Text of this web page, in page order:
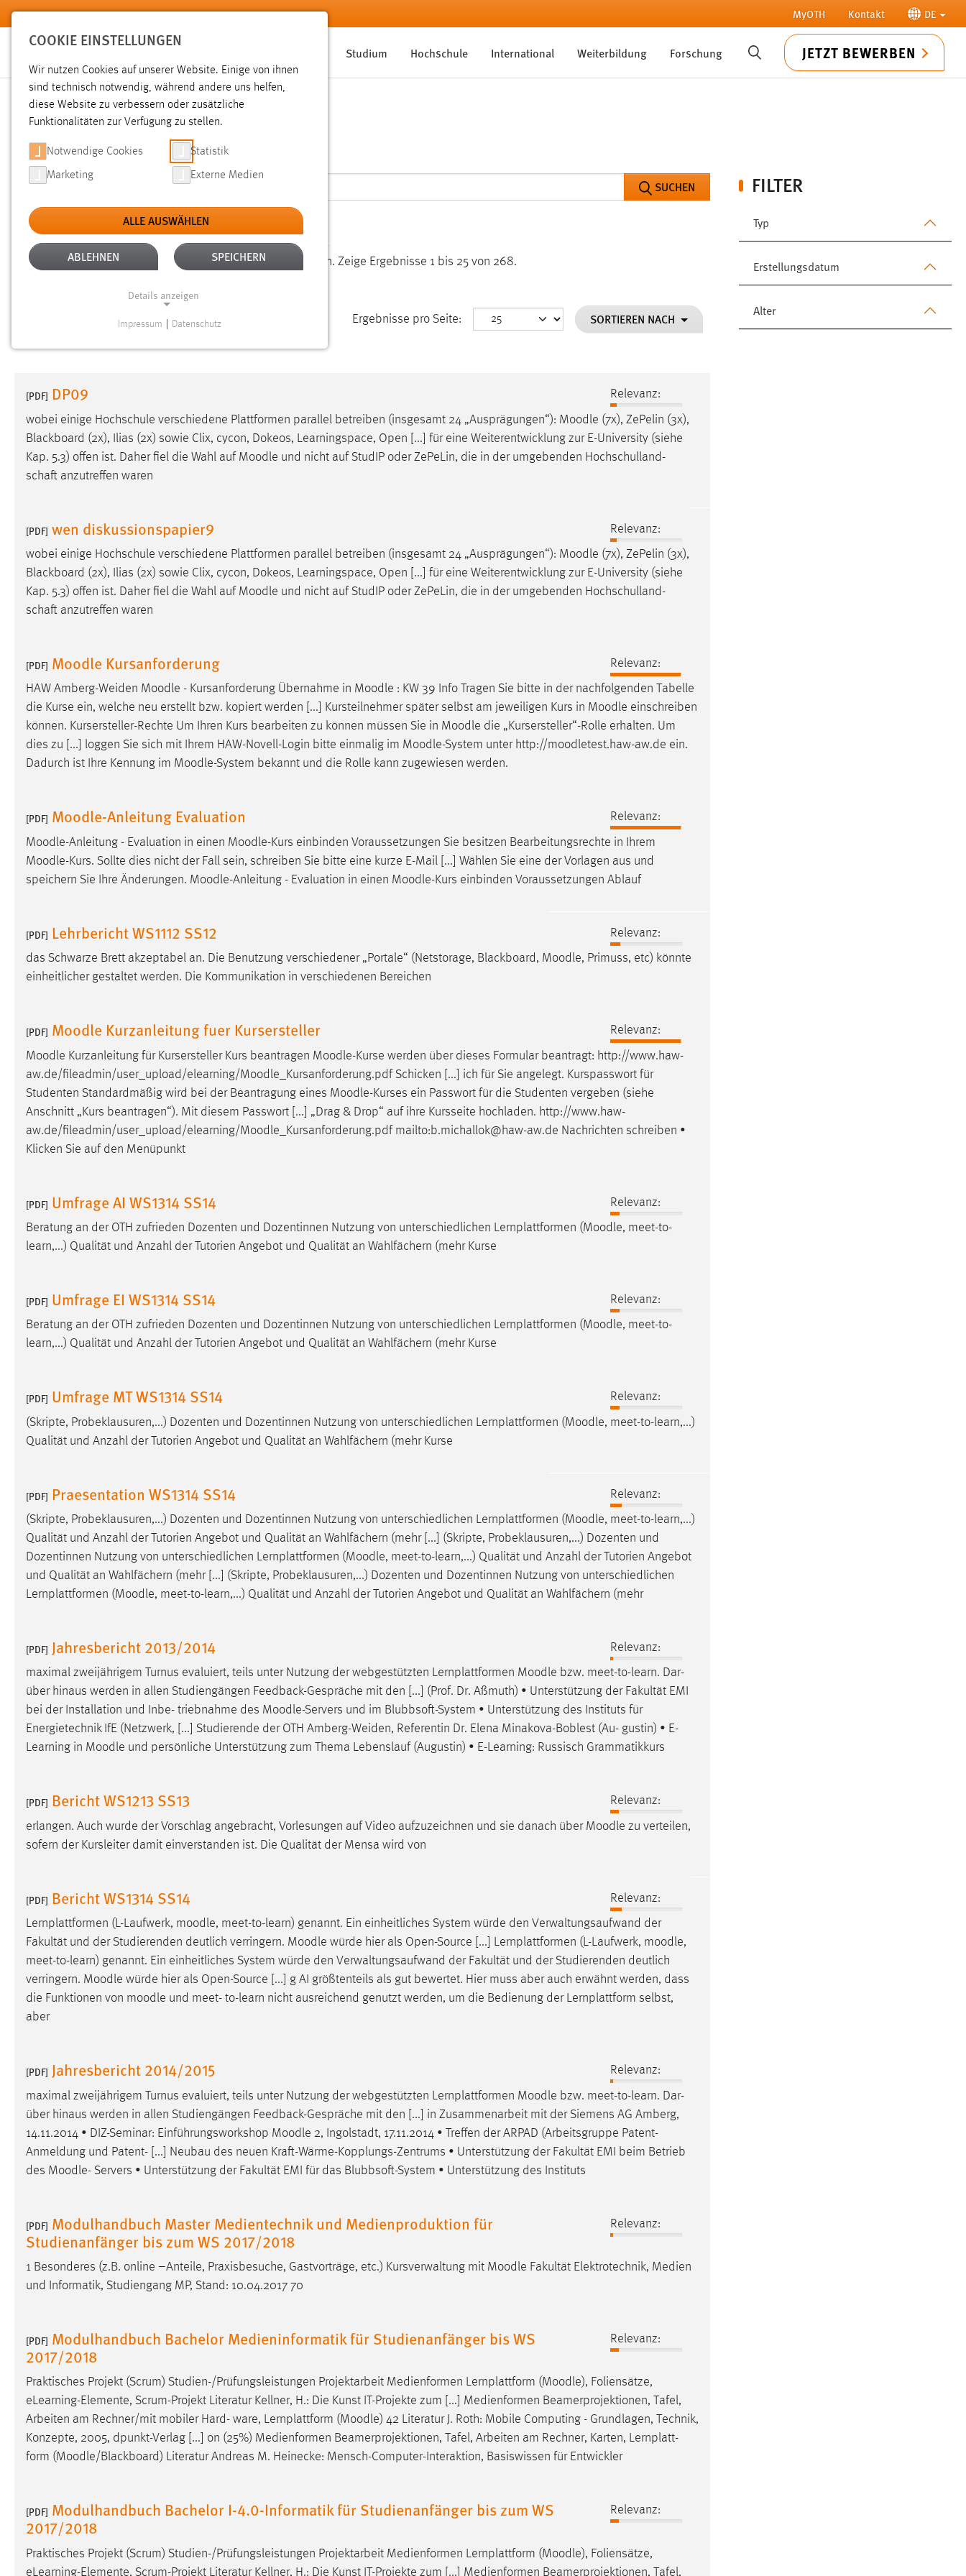
Zum Hauptinhalt springen MyOTH Kontakt DE
Studium Hochschule International Weiterbildung Forschung SUCHE JETZT BEWERBEN
SUCHE
FILTER
Typ
Erstellungsdatum
Alter
SUCHEN
Aktive Filter: TYP: DATEIEN ALLE FILTER ENTFERNEN
Gesucht nach "moodle". Es wurden 268 Ergebnisse gefunden. Zeige Ergebnisse 1 bis 25 von 268.
Ergebnisse pro Seite: SORTIEREN NACH
[PDF] DP09
Relevanz:
wobei einige Hochschule verschiedene Plattformen parallel betreiben (insgesamt 24 „Ausprägungen“): Moodle (7x), ZePelin (3x),
Blackboard (2x), Ilias (2x) sowie Clix, cycon, Dokeos, Learningspace, Open [...] für eine Weiterentwicklung zur E-University (siehe
Kap. 5.3) offen ist. Daher fiel die Wahl auf Moodle und nicht auf StudIP oder ZePeLin, die in der umgebenden Hochschulland-
schaft anzutreffen waren
[PDF] wen diskussionspapier9
Relevanz:
wobei einige Hochschule verschiedene Plattformen parallel betreiben (insgesamt 24 „Ausprägungen“): Moodle (7x), ZePelin (3x),
Blackboard (2x), Ilias (2x) sowie Clix, cycon, Dokeos, Learningspace, Open [...] für eine Weiterentwicklung zur E-University (siehe
Kap. 5.3) offen ist. Daher fiel die Wahl auf Moodle und nicht auf StudIP oder ZePeLin, die in der umgebenden Hochschulland-
schaft anzutreffen waren
[PDF] Moodle Kursanforderung
Relevanz:
HAW Amberg-Weiden Moodle - Kursanforderung Übernahme in Moodle : KW 39 Info Tragen Sie bitte in der nachfolgenden Tabelle
die Kurse ein, welche neu erstellt bzw. kopiert werden [...] Kursteilnehmer später selbst am jeweiligen Kurs in Moodle einschreiben
können. Kursersteller-Rechte Um Ihren Kurs bearbeiten zu können müssen Sie in Moodle die „Kursersteller“-Rolle erhalten. Um
dies zu [...] loggen Sie sich mit Ihrem HAW-Novell-Login bitte einmalig im Moodle-System unter http://moodletest.haw-aw.de ein.
Dadurch ist Ihre Kennung im Moodle-System bekannt und die Rolle kann zugewiesen werden.
[PDF] Moodle-Anleitung Evaluation
Relevanz:
Moodle-Anleitung - Evaluation in einen Moodle-Kurs einbinden Voraussetzungen Sie besitzen Bearbeitungsrechte in Ihrem
Moodle-Kurs. Sollte dies nicht der Fall sein, schreiben Sie bitte eine kurze E-Mail [...] Wählen Sie eine der Vorlagen aus und
speichern Sie Ihre Änderungen. Moodle-Anleitung - Evaluation in einen Moodle-Kurs einbinden Voraussetzungen Ablauf
[PDF] Lehrbericht WS1112 SS12
Relevanz:
das Schwarze Brett akzeptabel an. Die Benutzung verschiedener „Portale“ (Netstorage, Blackboard, Moodle, Primuss, etc) könnte
einheitlicher gestaltet werden. Die Kommunikation in verschiedenen Bereichen
[PDF] Moodle Kurzanleitung fuer Kursersteller
Relevanz:
Moodle Kurzanleitung für Kursersteller Kurs beantragen Moodle-Kurse werden über dieses Formular beantragt: http://www.haw-
aw.de/fileadmin/user_upload/elearning/Moodle _Kursanforderung.pdf Schicken [...] ich für Sie angelegt. Kurspasswort für
Studenten Standardmäßig wird bei der Beantragung eines Moodle-Kurses ein Passwort für die Studenten vergeben (siehe
Anschnitt „Kurs beantragen“). Mit diesem Passwort [...] „Drag & Drop“ auf ihre Kursseite hochladen. http://www.haw-
aw.de/fileadmin/user_upload/elearning/Moodle _Kursanforderung.pdf mailto:b.michallok@haw-aw.de Nachrichten schreiben •
Klicken Sie auf den Menüpunkt
[PDF] Umfrage AI WS1314 SS14
Relevanz:
Beratung an der OTH zufrieden Dozenten und Dozentinnen Nutzung von unterschiedlichen Lernplattformen (Moodle, meet-to-
learn,...) Qualität und Anzahl der Tutorien Angebot und Qualität an Wahlfächern (mehr Kurse
[PDF] Umfrage EI WS1314 SS14
Relevanz:
Beratung an der OTH zufrieden Dozenten und Dozentinnen Nutzung von unterschiedlichen Lernplattformen (Moodle, meet-to-
learn,...) Qualität und Anzahl der Tutorien Angebot und Qualität an Wahlfächern (mehr Kurse
[PDF] Umfrage MT WS1314 SS14
Relevanz:
(Skripte, Probeklausuren,...) Dozenten und Dozentinnen Nutzung von unterschiedlichen Lernplattformen (Moodle, meet-to-learn,...)
Qualität und Anzahl der Tutorien Angebot und Qualität an Wahlfächern (mehr Kurse
[PDF] Praesentation WS1314 SS14
Relevanz:
(Skripte, Probeklausuren,...) Dozenten und Dozentinnen Nutzung von unterschiedlichen Lernplattformen (Moodle, meet-to-learn,...)
Qualität und Anzahl der Tutorien Angebot und Qualität an Wahlfächern (mehr [...] (Skripte, Probeklausuren,...) Dozenten und
Dozentinnen Nutzung von unterschiedlichen Lernplattformen (Moodle, meet-to-learn,...) Qualität und Anzahl der Tutorien Angebot
und Qualität an Wahlfächern (mehr [...] (Skripte, Probeklausuren,...) Dozenten und Dozentinnen Nutzung von unterschiedlichen
Lernplattformen (Moodle, meet-to-learn,...) Qualität und Anzahl der Tutorien Angebot und Qualität an Wahlfächern (mehr
[PDF] Jahresbericht 2013/2014
Relevanz:
maximal zweijährigem Turnus evaluiert, teils unter Nutzung der webgestützten Lernplattformen Moodle bzw. meet-to-learn. Dar-
über hinaus werden in allen Studiengängen Feedback-Gespräche mit den [...] (Prof. Dr. Aßmuth) • Unterstützung der Fakultät EMI
bei der Installation und Inbe- triebnahme des Moodle-Servers und im Blubbsoft-System • Unterstützung des Instituts für
Energietechnik IfE (Netzwerk, [...] Studierende der OTH Amberg-Weiden, Referentin Dr. Elena Minakova-Boblest (Au- gustin) • E-
Learning in Moodle und persönliche Unterstützung zum Thema Lebenslauf (Augustin) • E-Learning: Russisch Grammatikkurs
[PDF] Bericht WS1213 SS13
Relevanz:
erlangen. Auch wurde der Vorschlag angebracht, Vorlesungen auf Video aufzuzeichnen und sie danach über Moodle zu verteilen,
sofern der Kursleiter damit einverstanden ist. Die Qualität der Mensa wird von
[PDF] Bericht WS1314 SS14
Relevanz:
Lernplattformen (L-Laufwerk, moodle, meet-to-learn) genannt. Ein einheitliches System würde den Verwaltungsaufwand der
Fakultät und der Studierenden deutlich verringern. Moodle würde hier als Open-Source [...] Lernplattformen (L-Laufwerk, moodle,
meet-to-learn) genannt. Ein einheitliches System würde den Verwaltungsaufwand der Fakultät und der Studierenden deutlich
verringern. Moodle würde hier als Open-Source [...] g AI größtenteils als gut bewertet. Hier muss aber auch erwähnt werden, dass
die Funktionen von moodle und meet- to-learn nicht ausreichend genutzt werden, um die Bedienung der Lernplattform selbst,
aber
[PDF] Jahresbericht 2014/2015
Relevanz:
maximal zweijährigem Turnus evaluiert, teils unter Nutzung der webgestützten Lernplattformen Moodle bzw. meet-to-learn. Dar-
über hinaus werden in allen Studiengängen Feedback-Gespräche mit den [...] in Zusammenarbeit mit der Siemens AG Amberg,
14.11.2014 • DIZ-Seminar: Einführungsworkshop Moodle 2, Ingolstadt, 17.11.2014 • Treffen der ARPAD (Arbeitsgruppe Patent-
Anmeldung und Patent- [...] Neubau des neuen Kraft-Wärme-Kopplungs-Zentrums • Unterstützung der Fakultät EMI beim Betrieb
des Moodle- Servers • Unterstützung der Fakultät EMI für das Blubbsoft-System • Unterstützung des Instituts
[PDF] Modulhandbuch Master Medientechnik und Medienproduktion für
Studienanfänger bis zum WS 2017/2018
Relevanz:
1 Besonderes (z.B. online –Anteile, Praxisbesuche, Gastvorträge, etc.) Kursverwaltung mit Moodle Fakultät Elektrotechnik, Medien
und Informatik, Studiengang MP, Stand: 10.04.2017 70
[PDF] Modulhandbuch Bachelor Medieninformatik für Studienanfänger bis WS
2017/2018
Relevanz:
Praktisches Projekt (Scrum) Studien-/Prüfungsleistungen Projektarbeit Medienformen Lernplattform (Moodle), Foliensätze,
eLearning-Elemente, Scrum-Projekt Literatur Kellner, H.: Die Kunst IT-Projekte zum [...] Medienformen Beamerprojektionen, Tafel,
Arbeiten am Rechner/mit mobiler Hard- ware, Lernplattform (Moodle) 42 Literatur J. Roth: Mobile Computing - Grundlagen, Technik,
Konzepte, 2005, dpunkt-Verlag [...] on (25%) Medienformen Beamerprojektionen, Tafel, Arbeiten am Rechner, Karten, Lernplatt-
form (Moodle/Blackboard) Literatur Andreas M. Heinecke: Mensch-Computer-Interaktion, Basiswissen für Entwickler
[PDF] Modulhandbuch Bachelor I-4.0-Informatik für Studienanfänger bis zum WS
2017/2018
Relevanz:
Praktisches Projekt (Scrum) Studien-/Prüfungsleistungen Projektarbeit Medienformen Lernplattform (Moodle), Foliensätze,
eLearning-Elemente, Scrum-Projekt Literatur Kellner, H.: Die Kunst IT-Projekte zum [...] Medienformen Beamerprojektionen, Tafel,
COOKIE EINSTELLUNGEN
Wir nutzen Cookies auf unserer Website. Einige von ihnen
sind technisch notwendig, während andere uns helfen,
diese Website zu verbessern oder zusätzliche
Funktionalitäten zur Verfügung zu stellen.
Notwendige Cookies Statistik
Marketing Externe Medien
ALLE AUSWÄHLEN
ABLEHNEN SPEICHERN
Details anzeigen
Website erforderlich.
Einverständnis
Name: cookie_consent
Performance
Name: staticfilecache
in diesem Cookie gespeichert, ob man
eingeloggt ist.
Sprachpräferenz
Name: site-language-preference
Zweck:
Das Cookie speichert die gewählte
Cookie Laufzeit: 30 Tage
Chat
Name:
MibewSessionID, MIBEW_UserID,
Zweck:
Wird benötigt um die Chatfunktion
nutzen zu können.
Cookie Laufzeit: MibewSessionID, mibew-chat-frame-
Jahre, MIBEW_UserID = 1 Jahr
Login
Name: fe_user, be_user, be_lastLoginProvider
Zweck:
Dieser Cookie ist notwendig um sich an
der Website einloggen zu können.
STATISTIK
Statistik Cookies erfassen Informationen anonym.
Matomo
Name: _pk_ref, _pk_cvar, _pk_id, _pk_ses
Cookie Laufzeit: Max. 13 Monate
verwendet, um personalisierte Werbung anzuzeigen.
Sie tun dies, indem sie Besucher über Websites
hinweg verfolgen.
Google Ads
Name: _gcl_au
Zweck: Conversion-Tracking
Cookie Laufzeit: 3 Monate
Facebook Pixel
Name: _fbp
Zweck: Conversion-Tracking
Cookie Laufzeit: 3 Monate
EXTERNE MEDIEN
Plattformen anzeigen zu können, werden von diesen
externen Medien Cookies gesetzt.
YouTube
Impressum Datenschutz